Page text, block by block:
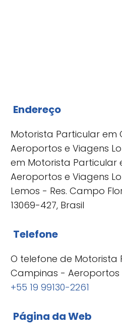
Endereço
Motorista Particular em
Aeroportos e Viagens
em Motorista Particular
Aeroportos e Viagens
Lemos - Res. Campo
13069-427, Brasil
Telefone
O telefone de Motorista
Campinas - Aeroportos
+55 19 99130-2261
Página da Web